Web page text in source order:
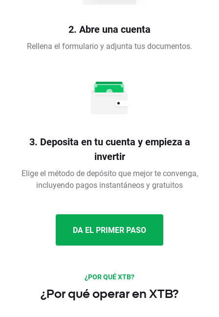
2. Abre una cuenta
Rellena el formulario y adjunta tus documentos.
3. Deposita en tu cuenta y empieza a
invertir
Elige el método de depósito que mejor te convenga,
incluyendo pagos instantáneos y gratuitos
DA EL PRIMER PASO
¿POR QUÉ XTB?
¿Por qué operar en XTB?